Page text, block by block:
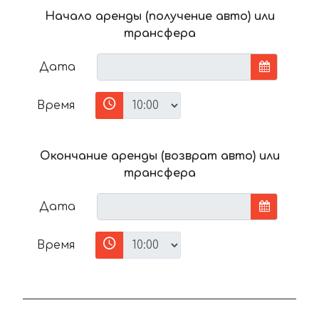
Начало аренды (получение авто) или
трансфера
Дата
Время
Окончание аренды (возврат авто) или
трансфера
Дата
Время